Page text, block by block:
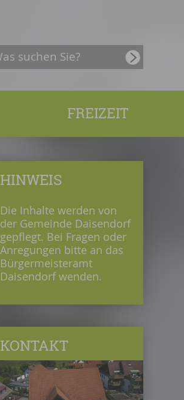
FREIZEIT
HINWEIS
Die Inhalte werden von
der Gemeinde Daisendorf
gepflegt. Bei Fragen oder
Anregungen bitte an das
Bürgermeisteramt
Daisendorf wenden.
KONTAKT